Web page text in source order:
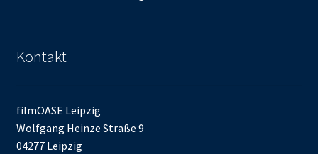
Kontakt
filmOASE Leipzig
Wolfgang Heinze Straße 9
04277 Leipzig